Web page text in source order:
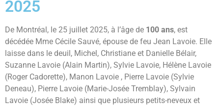
2025
De Montréal, le 25 juillet 2025, à l’âge de 100 ans, est
décédée Mme Cécile Sauvé, épouse de feu Jean Lavoie. Elle
laisse dans le deuil, Michel, Christiane et Danielle Bélair,
Suzanne Lavoie (Alain Martin), Sylvie Lavoie, Hélène Lavoie
(Roger Cadorette), Manon Lavoie , Pierre Lavoie (Sylvie
Deneau), Pierre Lavoie (Marie-Josée Tremblay), Sylvain
Lavoie (Josée Blake) ainsi que plusieurs petits-neveux et